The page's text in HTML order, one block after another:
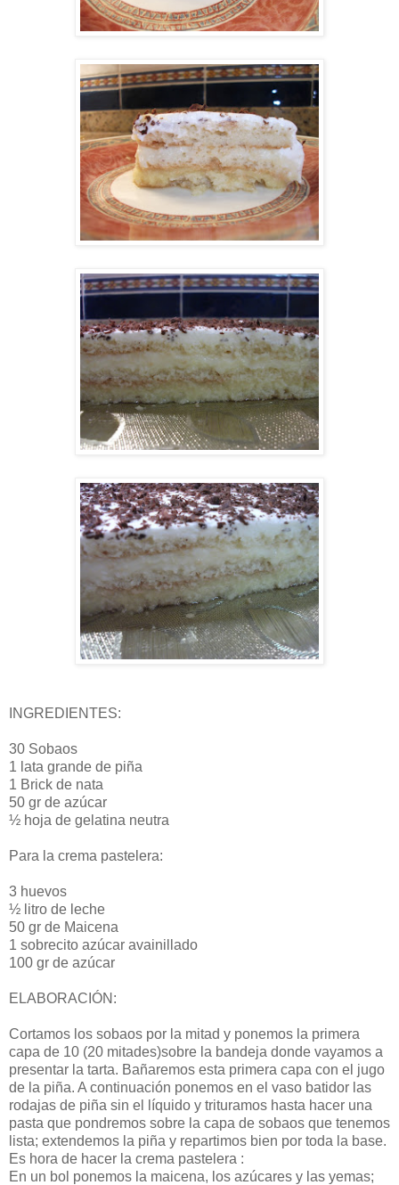
INGREDIENTES:
30 Sobaos
1 lata grande de piña
1 Brick de nata
50 gr de azúcar
½ hoja de gelatina neutra
Para la crema pastelera:
3 huevos
½ litro de leche
50 gr de Maicena
1 sobrecito azúcar avainillado
100 gr de azúcar
ELABORACIÓN:
Cortamos los sobaos por la mitad y ponemos la primera
capa de 10 (20 mitades)sobre la bandeja donde vayamos a
presentar la tarta. Bañaremos esta primera capa con el jugo
de la piña. A continuación ponemos en el vaso batidor las
rodajas de piña sin el líquido y trituramos hasta hacer una
pasta que pondremos sobre la capa de sobaos que tenemos
lista; extendemos la piña y repartimos bien por toda la base.
Es hora de hacer la crema pastelera :
En un bol ponemos la maicena, los azúcares y las yemas;